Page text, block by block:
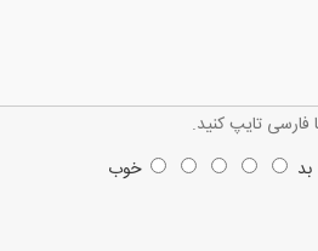
فارسی تایپ کنید.
خوب